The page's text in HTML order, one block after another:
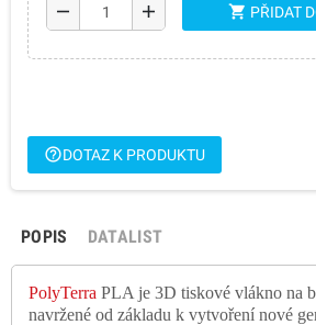
remove add shopping_cart PŘIDAT
help_outlineDOTAZ K PRODUKTU
POPIS DATALIST
PolyTerra PLA je 3D tiskové vlákno na
navržené od základu k vytvoření nové